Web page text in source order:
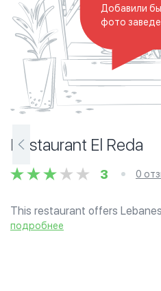
Добавили бы
фото
Restaurant El Reda
3 0
This restaurant offers
seating indoors and outdoors,
подробнее